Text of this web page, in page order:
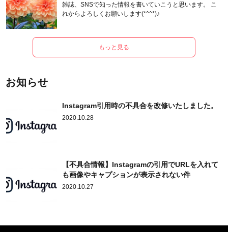
雑誌、SNSで知った情報を書いていこうと思います。 こ
れからよろしくお願いします(*^^*)♪
もっと見る
お知らせ
Instagram引用時の不具合を改修いたしました。
2020.10.28
【不具合情報】Instagramの引用でURLを入れて
も画像やキャプションが表示されない件
2020.10.27